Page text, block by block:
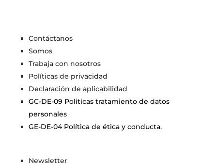
Contáctanos
Somos
Trabaja con nosotros
Políticas de privacidad
Declaración de aplicabilidad
GC-DE-09 Politicas tratamiento de datos
personales
GE-DE-04 Política de ética y conducta.
Newsletter